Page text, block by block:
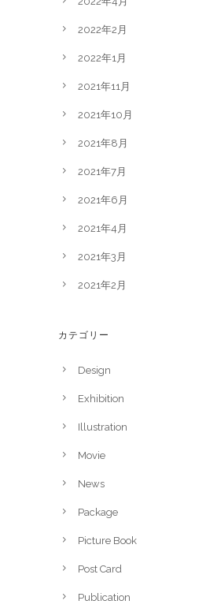
2022年2月
2022年1月
2021年11月
2021年10月
2021年8月
2021年7月
2021年6月
2021年4月
2021年3月
2021年2月
カテゴリー
Design
Exhibition
Illustration
Movie
News
Package
Picture Book
Post Card
Publication